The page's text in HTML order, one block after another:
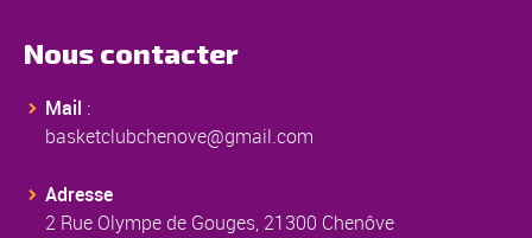
Nous contacter
Mail :
basketclubchenove@gmail.com
Adresse
2 Rue Olympe de Gouges, 21300 Chenôve